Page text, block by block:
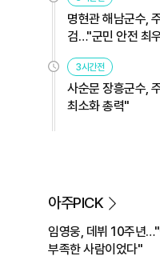
명현관 해남군수,
검…"군민 안전 최
3시간전
사순문 장흥군수,
최소화 총력"
아주PICK
임영웅, 데뷔 10주년
부족한 사람이었다"